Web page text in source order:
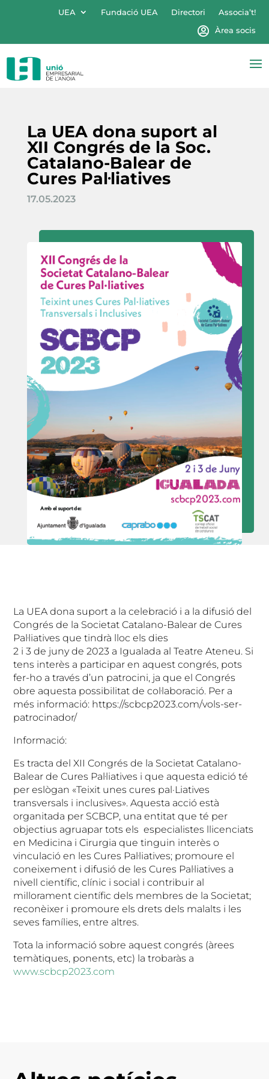
UEA Fundació UEA Directori
Associa’t!
Àrea socis
La UEA dona suport al
XII Congrés de la Soc.
Catalano-Balear de
Cures Pal·liatives
17.05.2023
La UEA dona suport a la celebració i a la difusió del
Congrés de la Societat Catalano-Balear de Cures
Pal·liatives que tindrà lloc els dies
2 i 3 de juny de 2023 a Igualada al Teatre Ateneu. Si
tens interès a participar en aquest congrés, pots
fer-ho a través d’un patrocini, ja que el Congrés
obre aquesta possibilitat de col·laboració. Per a
més informació: https://scbcp2023.com/vols-ser-
patrocinador/
Informació:
Es tracta del XII Congrés de la Societat Catalano-
Balear de Cures Pal·liatives i que aquesta edició té
per eslògan «Teixit unes cures pal·Liatives
transversals i inclusives». Aquesta acció està
organitada per SCBCP, una entitat que té per
objectius agruapar tots els especialistes llicenciats
en Medicina i Cirurgia que tinguin interès o
vinculació en les Cures Pal·liatives; promoure el
coneixement i difusió de les Cures Pal·liatives a
nivell científic, clínic i social i contribuir al
millorament científic dels membres de la Societat;
reconèixer i promoure els drets dels malalts i les
seves famílies, entre altres.
Tota la informació sobre aquest congrés (àrees
temàtiques, ponents, etc) la trobaràs a
www.scbcp2023.com